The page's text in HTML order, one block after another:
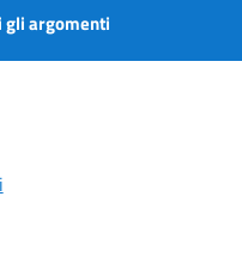
gli argomenti